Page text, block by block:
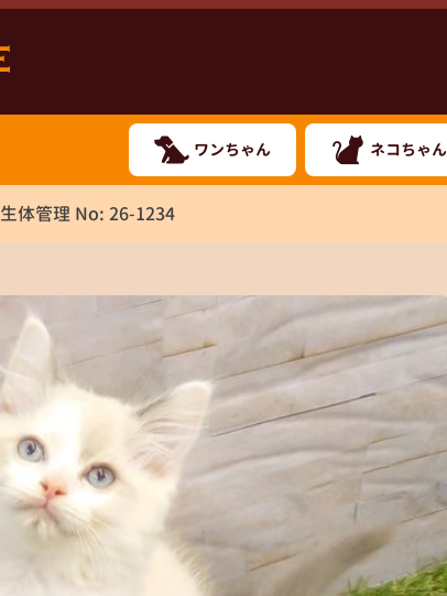
ワンちゃん ネコちゃん
生体管理 No: 26-1234